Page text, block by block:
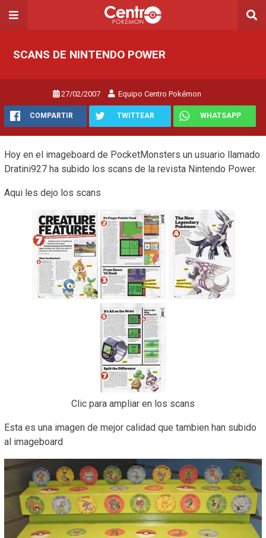
SCANS DE NINTENDO POWER
27/02/2007 Equipo Centro Pokémon
COMPARTIR TWITTEAR WHATSAPP
Hoy en el imageboard de PocketMonsters un usuario llamado
Dratini927 ha subido los scans de la revista Nintendo Power.
Aqui les dejo los scans
Clic para ampliar en los scans
Esta es una imagen de mejor calidad que tambien han subido
al imageboard